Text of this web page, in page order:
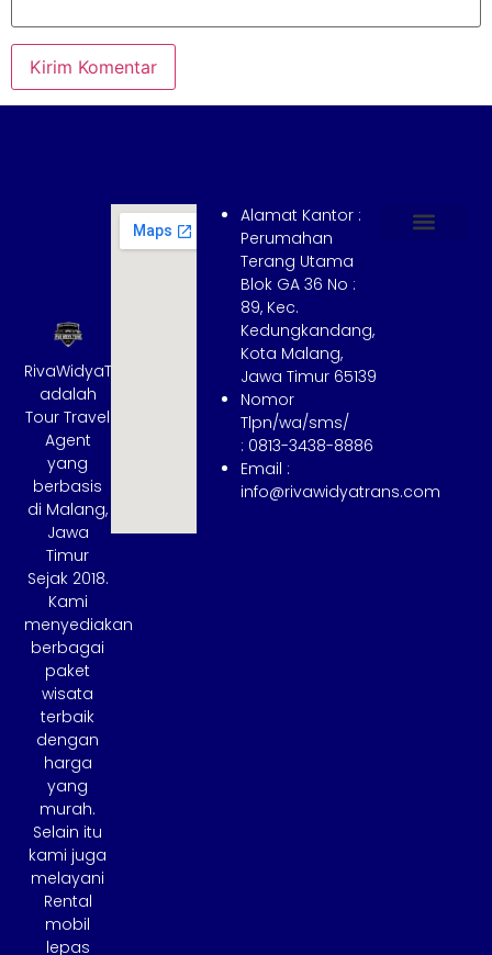
RivaWidyaTrans
adalah
Tour Travel
Agent
yang
berbasis
di Malang,
Jawa
Timur
Sejak 2018.
Kami
menyediakan
berbagai
paket
wisata
terbaik
dengan
harga
yang
murah.
Selain itu
kami juga
melayani
Rental
mobil
lepas
Alamat Kantor :
Perumahan
Terang Utama
Blok GA 36 No :
89, Kec.
Kedungkandang,
Kota Malang,
Jawa Timur 65139
Nomor
Tlpn/wa/sms/
: 0813-3438-8886
Email :
info@rivawidyatrans.com